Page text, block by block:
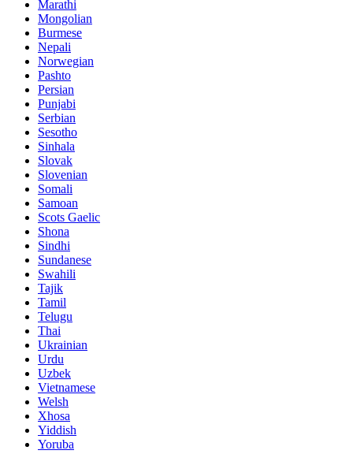
Marathi
Mongolian
Burmese
Nepali
Norwegian
Pashto
Persian
Punjabi
Serbian
Sesotho
Sinhala
Slovak
Slovenian
Somali
Samoan
Scots Gaelic
Shona
Sindhi
Sundanese
Swahili
Tajik
Tamil
Telugu
Thai
Ukrainian
Urdu
Uzbek
Vietnamese
Welsh
Xhosa
Yiddish
Yoruba